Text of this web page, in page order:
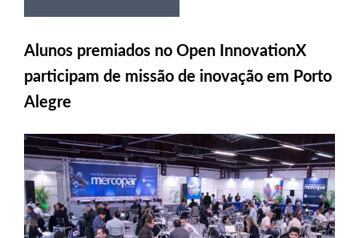
Alunos premiados no Open InnovationX
participam de missão de inovação em Porto
Alegre